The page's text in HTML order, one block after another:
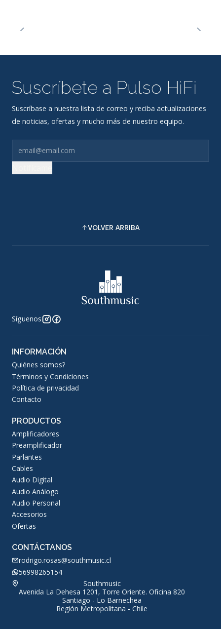
Suscríbete a Pulso HiFi
Suscríbase a nuestra lista de correo y reciba actualizaciones
de noticias, ofertas y mucho más de nuestro equipo.
VOLVER ARRIBA
Síguenos
INFORMACIÓN
Quiénes somos?
Términos y Condiciones
Política de privacidad
Contacto
PRODUCTOS
Amplificadores
Preamplificador
Parlantes
Cables
Audio Digital
Audio Análogo
Audio Personal
Accesorios
Ofertas
CONTÁCTANOS
rodrigo.rosas@southmusic.cl
56998265154
Southmusic
Avenida La Dehesa 1201, Torre Oriente. Oficina 820
Santiago - Lo Barnechea
Región Metropolitana - Chile